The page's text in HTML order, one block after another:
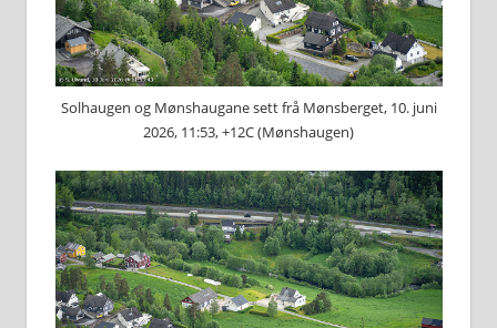
Solhaugen og Mønshaugane sett frå Mønsberget, 10. juni
2026, 11:53, +12C (Mønshaugen)